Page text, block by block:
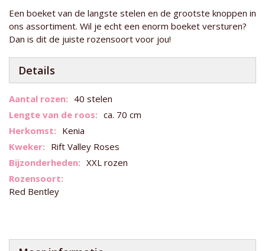
Een boeket van de langste stelen en de grootste knoppen in
ons assortiment. Wil je echt een enorm boeket versturen?
Dan is dit de juiste rozensoort voor jou!
Details
Meer
informatie
40 stelen
ca. 70 cm
Kenia
Rift Valley Roses
XXL rozen
Red Bentley